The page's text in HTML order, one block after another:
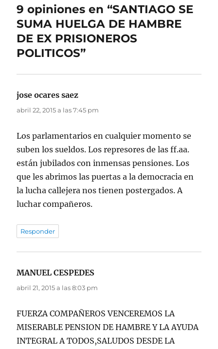
9 opiniones en “SANTIAGO SE
SUMA HUELGA DE HAMBRE
DE EX PRISIONEROS
POLITICOS”
jose ocares saez
abril 22, 2015 a las 7:45 pm
Los parlamentarios en cualquier momento se
suben los sueldos. Los represores de las ff.aa.
están jubilados con inmensas pensiones. Los
que les abrimos las puertas a la democracia en
la lucha callejera nos tienen postergados. A
luchar compañeros.
Responder
MANUEL CESPEDES
abril 21, 2015 a las 8:03 pm
FUERZA COMPAÑEROS VENCEREMOS LA
MISERABLE PENSION DE HAMBRE Y LA AYUDA
INTEGRAL A TODOS,SALUDOS DESDE LA